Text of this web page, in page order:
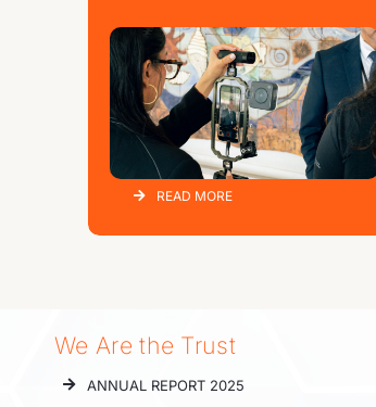
READ MORE
We Are the Trust
ANNUAL REPORT 2025